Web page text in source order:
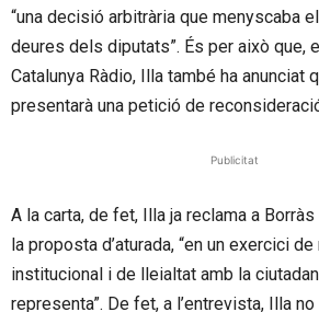
“una decisió arbitrària que menyscaba
deures dels diputats”. És per això que,
Catalunya Ràdio, Illa també ha anunciat
presentarà una petició de
Publicitat
A la carta, de fet, Illa ja reclama a
la proposta d’aturada, “en un exercici
institucional i de lleialtat amb la
representa”. De fet, a l’entrevista, Illa